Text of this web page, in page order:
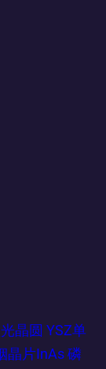
晶圆 YSZ单
晶片InAs 磷